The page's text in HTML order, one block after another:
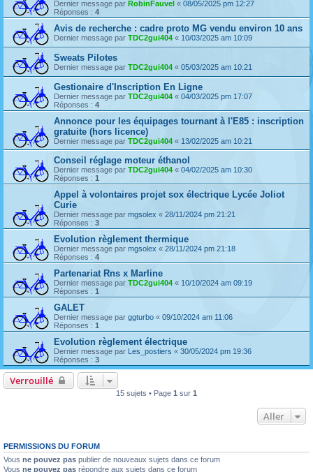
Dernier message par RobinFauvel « 08/05/2025 pm 12:27
Réponses : 4
Avis de recherche : cadre proto MG vendu environ 10 ans
Dernier message par TDC2gui404 « 10/03/2025 am 10:09
Sweats Pilotes
Dernier message par TDC2gui404 « 05/03/2025 am 10:21
Gestionaire d'Inscription En Ligne
Dernier message par TDC2gui404 « 04/03/2025 pm 17:07
Réponses : 4
Annonce pour les équipages tournant à l'E85 : inscription
gratuite (hors licence)
Dernier message par TDC2gui404 « 13/02/2025 am 10:21
Conseil réglage moteur éthanol
Dernier message par TDC2gui404 « 04/02/2025 am 10:30
Réponses : 1
Appel à volontaires projet sox électrique Lycée Joliot
Curie
Dernier message par mgsolex « 28/11/2024 pm 21:21
Réponses : 3
Evolution règlement thermique
Dernier message par mgsolex « 28/11/2024 pm 21:18
Réponses : 4
Partenariat Rns x Marline
Dernier message par TDC2gui404 « 10/10/2024 am 09:19
Réponses : 1
GALET
Dernier message par ggturbo « 09/10/2024 am 11:06
Réponses : 1
Evolution règlement électrique
Dernier message par Les_postiers « 30/05/2024 pm 19:36
Réponses : 3
Verrouillé
15 sujets • Page 1 sur 1
Aller
PERMISSIONS DU FORUM
Vous ne pouvez pas publier de nouveaux sujets dans ce forum
Vous ne pouvez pas répondre aux sujets dans ce forum